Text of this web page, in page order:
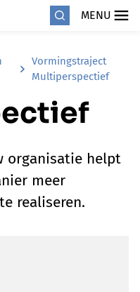
MENU
Vormingstraject
Multiperspectief
organisatie helpt
meer
realiseren.